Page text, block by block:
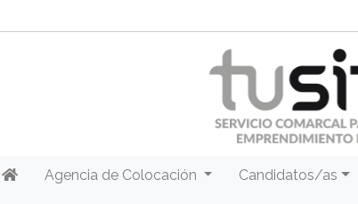
Agencia de Colocación Candidatos/as